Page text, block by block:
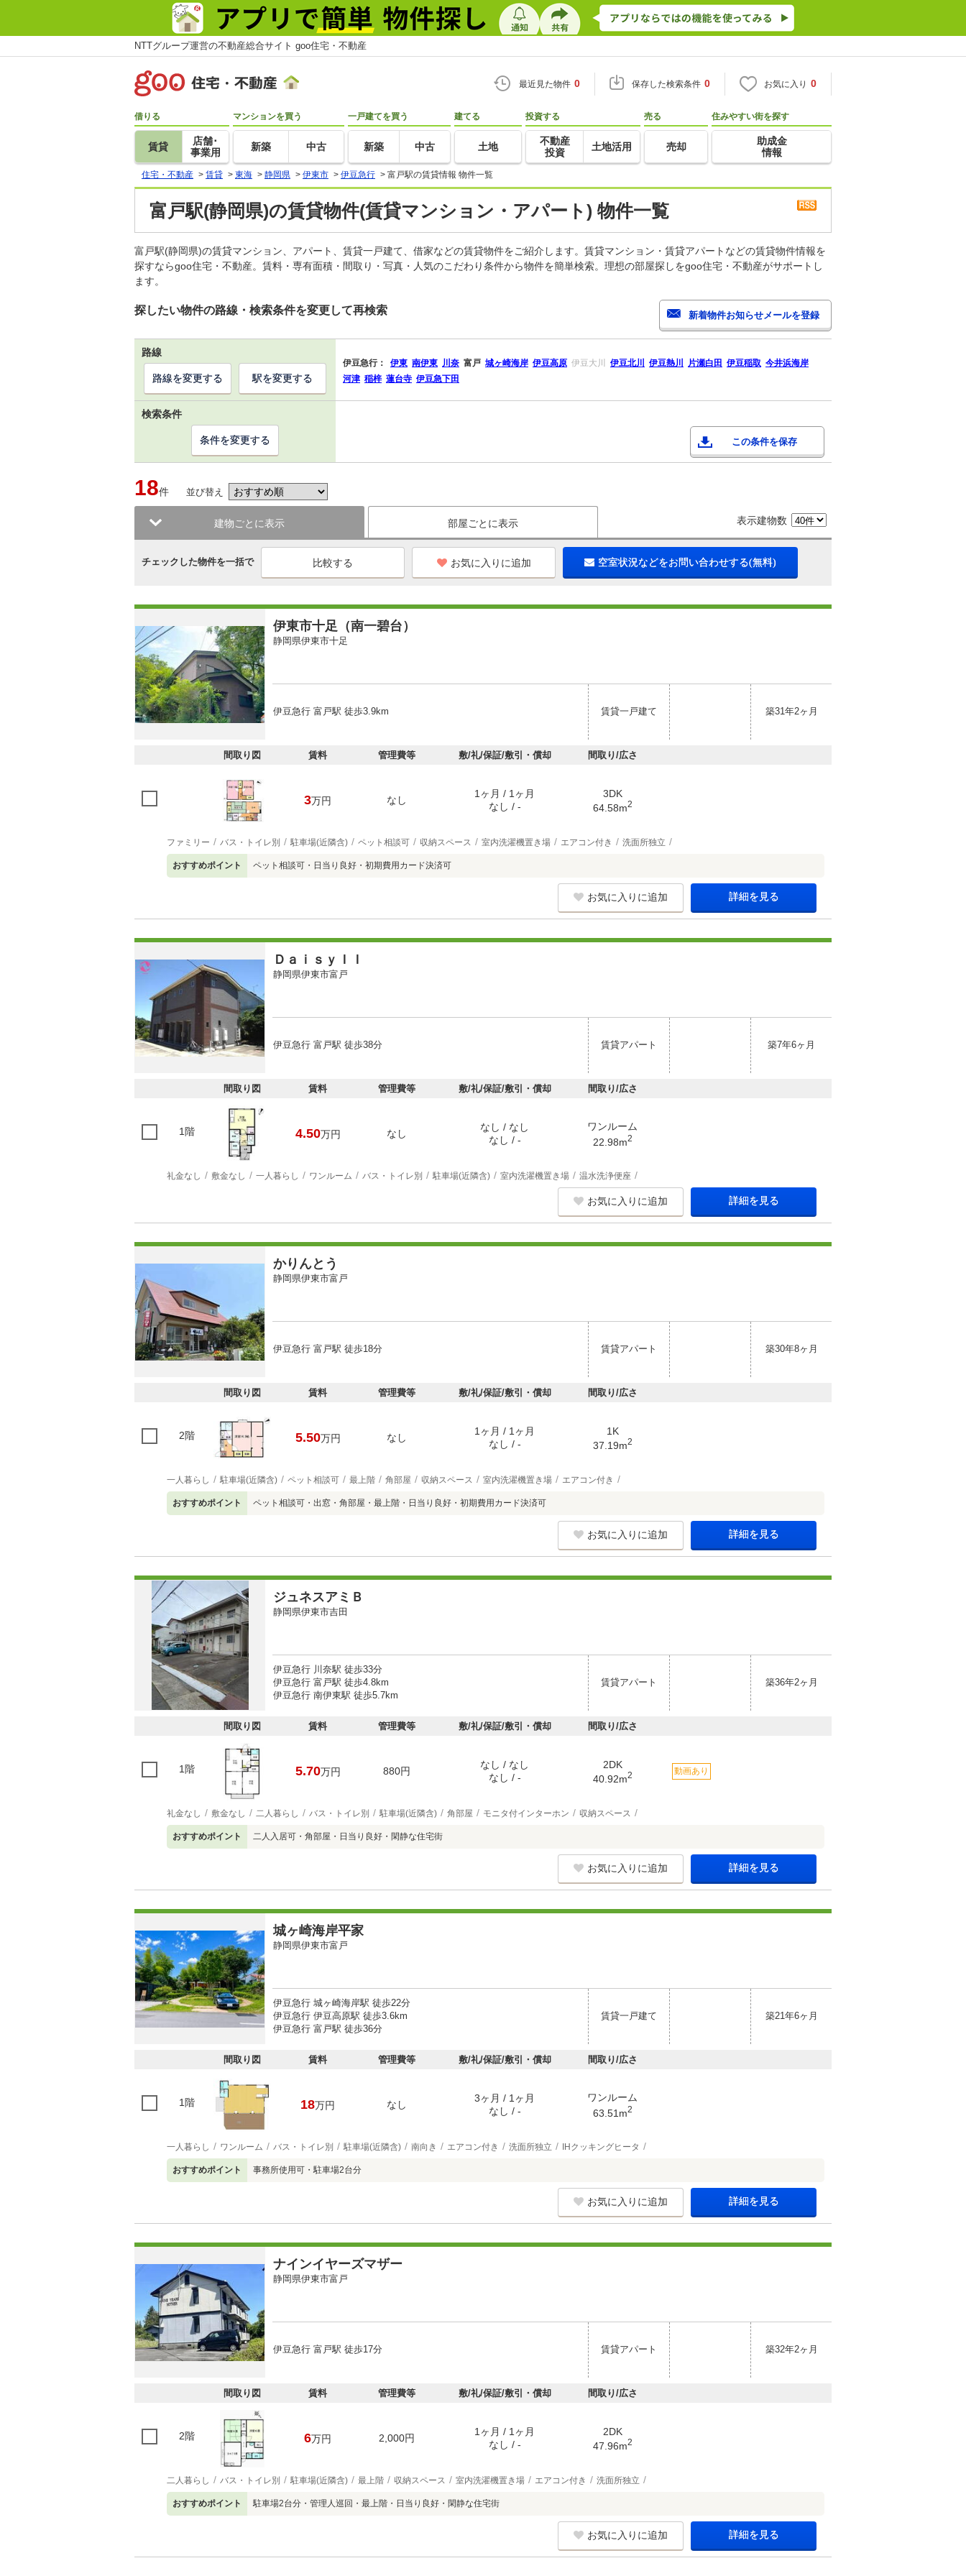
NTTグループ運営の不動産総合サイト goo住宅・不動産
最近見た物件 0 保存した検索条件 0 お気に入り 0
借りる
賃貸
店舗･
事業用
マンションを買う
新築 中古
一戸建てを買う
新築 中古
建てる
土地
投資する
不動産
投資
土地活用
売る
売却
住みやすい街を探す
助成金
情報
住宅・不動産 > 賃貸 > 東海 > 静岡県 > 伊東市 > 伊豆急行 > 富戸駅の賃貸情報 物件一覧
富戸駅(静岡県)の賃貸物件(賃貸マンション・アパート) 物件一覧
富戸駅(静岡県)の賃貸マンション、アパート、賃貸一戸建て、借家などの賃貸物件をご紹介します。賃貸マンション・賃貸アパートなどの賃貸物件情報を
探すならgoo住宅・不動産。賃料・専有面積・間取り・写真・人気のこだわり条件から物件を簡単検索。理想の部屋探しをgoo住宅・不動産がサポートし
ます。
探したい物件の路線・検索条件を変更して再検索
路線
伊豆急行： 伊東 南伊東 川奈 富戸 城ヶ崎海岸 伊豆高原 伊豆大川 伊豆北川 伊豆熱川 片瀬白田 伊豆稲取 今井浜海岸
河津 稲梓 蓮台寺 伊豆急下田
路線を変更する 駅を変更する
検索条件
この条件を保存
条件を変更する
18件 並び替え
建物ごとに表示 部屋ごとに表示 表示建物数
チェックした物件を一括で お気に入りに追加 空室状況などをお問い合わせする(無料)
伊東市十足（南一碧台）
静岡県伊東市十足
伊豆急行 富戸駅 徒歩3.9km 賃貸一戸建て 築31年2ヶ月
間取り図 賃料 管理費等 敷/礼/保証/敷引・償却 間取り/広さ
3万円 なし
1ヶ月 / 1ヶ月
なし / -
3DK
64.58m2
ファミリー バス・トイレ別 駐車場(近隣含) ペット相談可 収納スペース 室内洗濯機置き場 エアコン付き 洗面所独立
おすすめポイント ペット相談可・日当り良好・初期費用カード決済可
お気に入りに追加 詳細を見る
ＤａｉｓｙＩＩ
静岡県伊東市富戸
伊豆急行 富戸駅 徒歩38分 賃貸アパート 築7年6ヶ月
間取り図 賃料 管理費等 敷/礼/保証/敷引・償却 間取り/広さ
1階 4.50万円 なし
なし / なし
なし / -
ワンルーム
22.98m2
礼金なし 敷金なし 一人暮らし ワンルーム バス・トイレ別 駐車場(近隣含) 室内洗濯機置き場 温水洗浄便座
お気に入りに追加 詳細を見る
かりんとう
静岡県伊東市富戸
伊豆急行 富戸駅 徒歩18分 賃貸アパート 築30年8ヶ月
間取り図 賃料 管理費等 敷/礼/保証/敷引・償却 間取り/広さ
2階 5.50万円 なし
1ヶ月 / 1ヶ月
なし / -
1K
37.19m2
一人暮らし 駐車場(近隣含) ペット相談可 最上階 角部屋 収納スペース 室内洗濯機置き場 エアコン付き
おすすめポイント ペット相談可・出窓・角部屋・最上階・日当り良好・初期費用カード決済可
お気に入りに追加 詳細を見る
ジュネスアミＢ
静岡県伊東市吉田
伊豆急行 川奈駅 徒歩33分
伊豆急行 富戸駅 徒歩4.8km
伊豆急行 南伊東駅 徒歩5.7km
賃貸アパート 築36年2ヶ月
間取り図 賃料 管理費等 敷/礼/保証/敷引・償却 間取り/広さ
1階 5.70万円 880円
なし / なし
なし / -
2DK
40.92m2 動画あり
礼金なし 敷金なし 二人暮らし バス・トイレ別 駐車場(近隣含) 角部屋 モニタ付インターホン 収納スペース
おすすめポイント 二人入居可・角部屋・日当り良好・閑静な住宅街
お気に入りに追加 詳細を見る
城ヶ崎海岸平家
静岡県伊東市富戸
伊豆急行 城ヶ崎海岸駅 徒歩22分
伊豆急行 伊豆高原駅 徒歩3.6km
伊豆急行 富戸駅 徒歩36分
賃貸一戸建て 築21年6ヶ月
間取り図 賃料 管理費等 敷/礼/保証/敷引・償却 間取り/広さ
1階 18万円 なし
3ヶ月 / 1ヶ月
なし / -
ワンルーム
63.51m2
一人暮らし ワンルーム バス・トイレ別 駐車場(近隣含) 南向き エアコン付き 洗面所独立 IHクッキングヒータ
おすすめポイント 事務所使用可・駐車場2台分
お気に入りに追加 詳細を見る
ナインイヤーズマザー
静岡県伊東市富戸
伊豆急行 富戸駅 徒歩17分 賃貸アパート 築32年2ヶ月
間取り図 賃料 管理費等 敷/礼/保証/敷引・償却 間取り/広さ
2階 6万円 2,000円
1ヶ月 / 1ヶ月
なし / -
2DK
47.96m2
二人暮らし バス・トイレ別 駐車場(近隣含) 最上階 収納スペース 室内洗濯機置き場 エアコン付き 洗面所独立
おすすめポイント 駐車場2台分・管理人巡回・最上階・日当り良好・閑静な住宅街
お気に入りに追加 詳細を見る